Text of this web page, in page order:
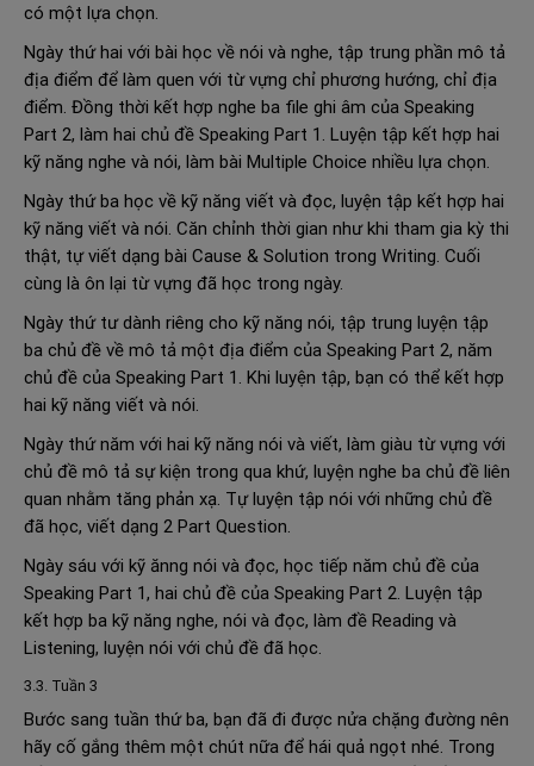
có một lựa chọn.
Ngày thứ hai với bài học về nói và nghe, tập trung phần mô tả
địa điểm để làm quen với từ vựng chỉ phương hướng, chỉ địa
điểm. Đồng thời kết hợp nghe ba file ghi âm của Speaking
Part 2, làm hai chủ đề Speaking Part 1. Luyện tập kết hợp hai
kỹ năng nghe và nói, làm bài Multiple Choice nhiều lựa chọn.
Ngày thứ ba học về kỹ năng viết và đọc, luyện tập kết hợp hai
kỹ năng viết và nói. Căn chỉnh thời gian như khi tham gia kỳ thi
thật, tự viết dạng bài Cause & Solution trong Writing. Cuối
cùng là ôn lại từ vựng đã học trong ngày.
Ngày thứ tư dành riêng cho kỹ năng nói, tập trung luyện tập
ba chủ đề về mô tả một địa điểm của Speaking Part 2, năm
chủ đề của Speaking Part 1. Khi luyện tập, bạn có thể kết hợp
hai kỹ năng viết và nói.
Ngày thứ năm với hai kỹ năng nói và viết, làm giàu từ vựng với
chủ đề mô tả sự kiện trong qua khứ, luyện nghe ba chủ đề liên
quan nhằm tăng phản xạ. Tự luyện tập nói với những chủ đề
đã học, viết dạng 2 Part Question.
Ngày sáu với kỹ ănng nói và đọc, học tiếp năm chủ đề của
Speaking Part 1, hai chủ đề của Speaking Part 2. Luyện tập
kết hợp ba kỹ năng nghe, nói và đọc, làm đề Reading và
Listening, luyện nói với chủ đề đã học.
3.3. Tuần 3
Bước sang tuần thứ ba, bạn đã đi được nửa chặng đường nên
hãy cố gắng thêm một chút nữa để hái quả ngọt nhé. Trong